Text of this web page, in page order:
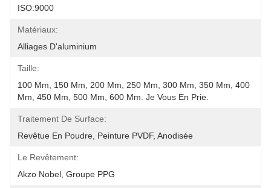
ISO:9000
Matériaux:
Alliages D'aluminium
Taille:
100 Mm, 150 Mm, 200 Mm, 250 Mm, 300 Mm, 350 Mm, 400
Mm, 450 Mm, 500 Mm, 600 Mm. Je Vous En Prie.
Traitement De Surface:
Revêtue En Poudre, Peinture PVDF, Anodisée
Le Revêtement:
Akzo Nobel, Groupe PPG